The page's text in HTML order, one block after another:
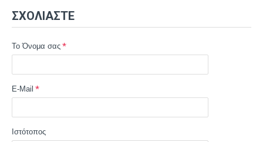
ΣΧΟΛΙΆΣΤΕ
Το Όνομα σας
E-Mail
Ιστότοπος